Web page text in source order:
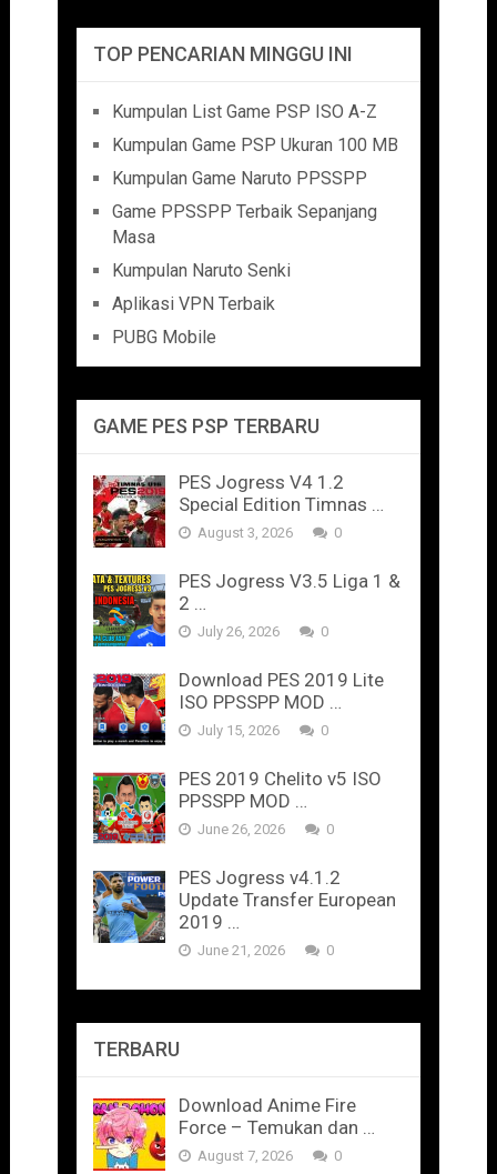
TOP PENCARIAN MINGGU INI
Kumpulan List Game PSP ISO A-Z
Kumpulan Game PSP Ukuran 100 MB
Kumpulan Game Naruto PPSSPP
Game PPSSPP Terbaik Sepanjang
Masa
Kumpulan Naruto Senki
Aplikasi VPN Terbaik
PUBG Mobile
GAME PES PSP TERBARU
PES Jogress V4 1.2
Special Edition Timnas …
August 3, 2026 0
PES Jogress V3.5 Liga 1 &
2 …
July 26, 2026 0
Download PES 2019 Lite
ISO PPSSPP MOD …
July 15, 2026 0
PES 2019 Chelito v5 ISO
PPSSPP MOD …
June 26, 2026 0
PES Jogress v4.1.2
Update Transfer European
2019 …
June 21, 2026 0
TERBARU
Download Anime Fire
Force – Temukan dan …
August 7, 2026 0